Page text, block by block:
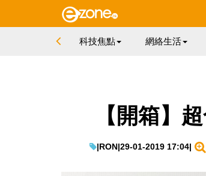
科技焦點 網絡生活
【開箱】
|RON|29-01-2019 17:04|